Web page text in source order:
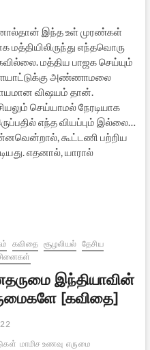
இந்த உள் முரண்கள்
மத்தியிலிருந்து எந்தவொரு
மத்திய பாஜக செய்யும்
அண்ணாமலை
விஷயம் தான்.
செய்யாமல் நேரடியாக
எந்த வியப்பும் இல்லை…
கூட்டணி பற்றிய
எதனால், யாரால்
கவிதை சூழலியல் தேசிய
இந்தியாவின்
[கவிதை]
மாமிச உணவு எருமை